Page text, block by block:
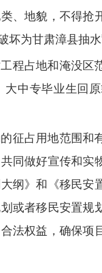
、地貌，不得
为甘肃漳县抽
程占地和淹没
中专毕业生回
征占用地范围
同做好宣传和
纲》和《移民
或者移民安置
法权益，确保